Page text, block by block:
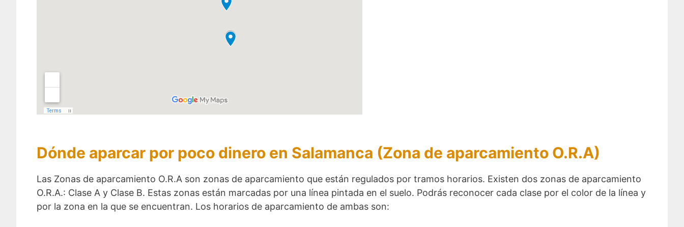
Dónde aparcar por poco dinero en Salamanca (Zona de aparcamiento O.R.A)
Las Zonas de aparcamiento O.R.A son zonas de aparcamiento que están regulados por tramos horarios. Existen dos zonas de aparcamiento
O.R.A.: Clase A y Clase B. Estas zonas están marcadas por una línea pintada en el suelo. Podrás reconocer cada clase por el color de la línea y
por la zona en la que se encuentran. Los horarios de aparcamiento de ambas son: